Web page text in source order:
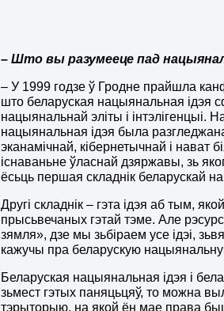
–Што вы разумееце пад
– У 1999 годзе ў Гродне прайшла
што беларуская нацыянальная ідэя
нацыянальнай эліты і інтэлігенцыі.
нацыянальная ідэя была
эканамічнай, кібернетычнай і нават
існаваньне ўласнай дзяржавы, зь
ёсьць першая складнік беларускай
Другі складнік – гэта ідэя аб тым,
прысьвечаных гэтай тэме. Але
зямля», дзе мы зьбіраем усе ідэі,
кажучы пра беларускую
Беларуская нацыянальная ідэя і
зьмест гэтых паняцьцяў, то можна
тэрыторыю, на якой ён мае права